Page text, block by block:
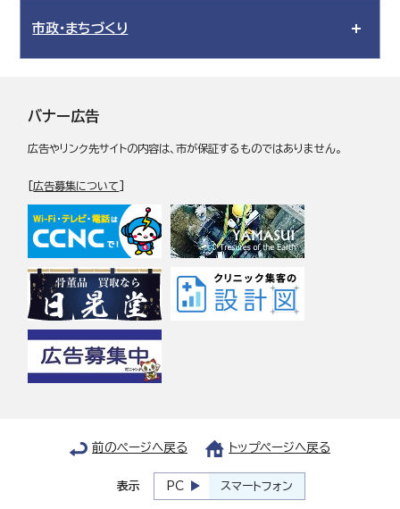
市政・まちづくり
バナー広告
広告やリンク先サイトの内容は、市が保証するものではありません。
[広告募集について
前のページへ戻る トップページへ戻る
表示 PC スマートフォン